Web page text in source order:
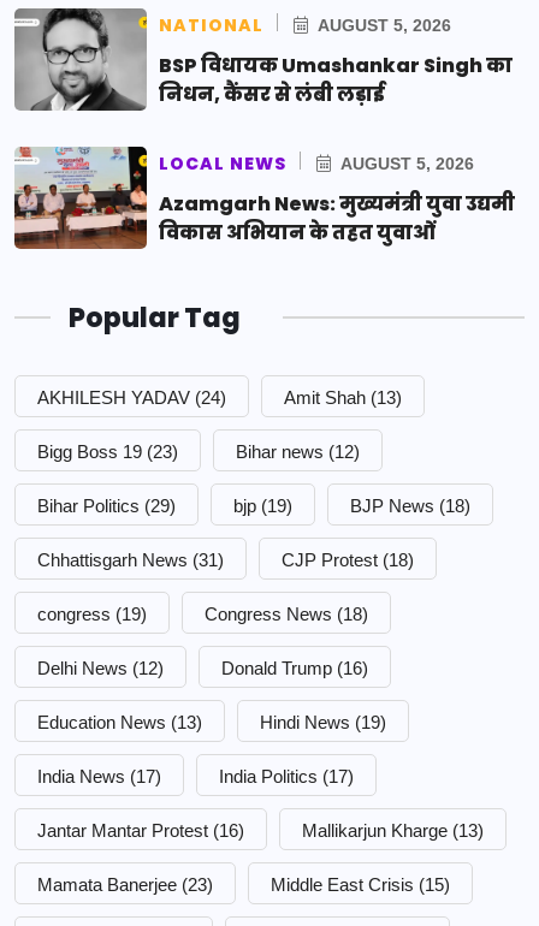
NATIONAL AUGUST 5, 2026
BSP विधायक Umashankar Singh का
निधन, कैंसर से लंबी लड़ाई
LOCAL NEWS AUGUST 5, 2026
Azamgarh News: मुख्यमंत्री युवा उद्यमी
विकास अभियान के तहत युवाओं
Popular Tag
AKHILESH YADAV (24) Amit Shah (13)
Bigg Boss 19 (23) Bihar news (12)
Bihar Politics (29) bjp (19) BJP News (18)
Chhattisgarh News (31) CJP Protest (18)
congress (19) Congress News (18)
Delhi News (12) Donald Trump (16)
Education News (13) Hindi News (19)
India News (17) India Politics (17)
Jantar Mantar Protest (16) Mallikarjun Kharge (13)
Mamata Banerjee (23) Middle East Crisis (15)